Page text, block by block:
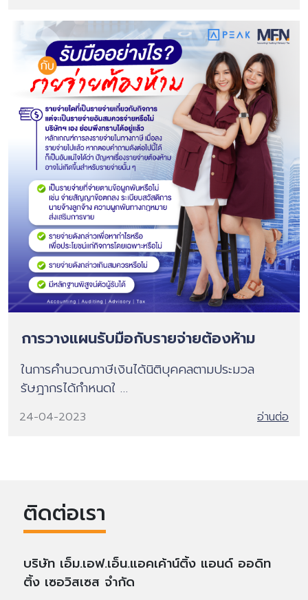
การวางแผนรับมือกับรายจ่ายต้องห้าม
ในการคำนวณภาษีเงินได้นิติบุคคลตามประมวล
รัษฎากรได้กำหนดใ …
24-04-2023 อ่านต่อ
ติดต่อเรา
บริษัท เอ็ม.เอฟ.เอ็น.แอคเค้าน์ติ้ง แอนด์ ออดิท
ติ้ง เซอวิสเซส จำกัด